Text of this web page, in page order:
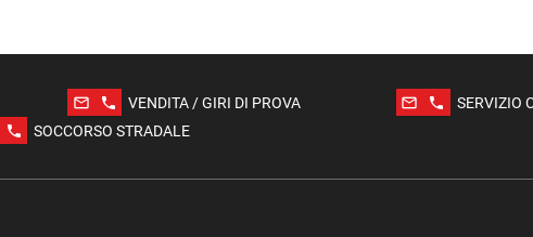
mail_outline phone VENDITA / GIRI DI PROVA mail_outline phone SERVIZIO
phone SOCCORSO STRADALE